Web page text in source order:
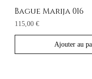
Bague Marija 016
Prix
115,00 €
Ajouter au